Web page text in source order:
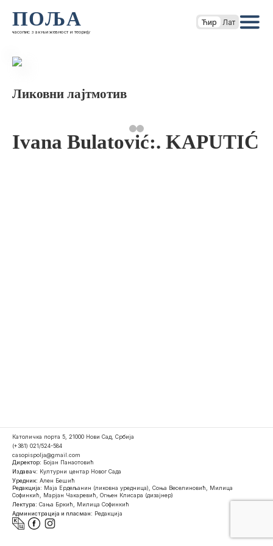
ПОЉА
часопис за књижевност и теорију
Ћир Лат
Ликовни лајтмотив
Ivana Bulatović:. KAPUTIĆ
Католичка порта 5, 21000 Нови Сад, Србија
(+381) 021/524-584
casopispolja@gmail.com
Директор: Бојан Панаотовић
Издавач: Културни центар Новог Сада
Уредник: Ален Бешић
Редакција: Маја Ердељанин (ликовна уредница), Соња Веселиновић, Милица
Софинкић, Марјан Чакаревић, Огњен Клисара (дизајнер)
Лектура: Сања Бркић, Милица Софинкић
Администрација и пласман: Редакција